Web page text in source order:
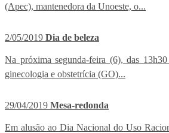
(Apec), mantenedora da Unoeste, o...
2/05/2019 Dia de beleza
Na próxima segunda-feira (6), das
ginecologia e obstetrícia (GO)...
29/04/2019 Mesa-redonda
Em alusão ao Dia Nacional do Uso